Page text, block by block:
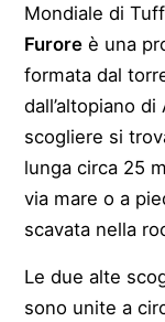
Mondiale di
Furore è una
formata dal
dall’altopiano
scogliere si
lunga circa 25
via mare o a
scavata nella
Le due alte
sono unite a